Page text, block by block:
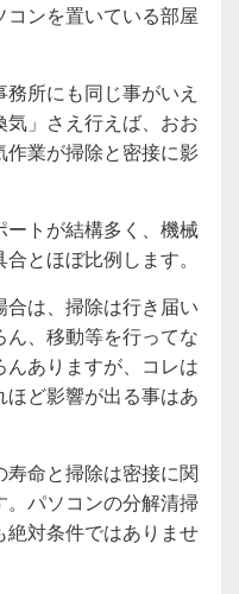
ンを置いている部屋
所にも同じ事がいえ
気」さえ行えば、おお
業が掃除と密接に影
トが結構多く、機械
とほぼ比例します。
は、掃除は行き届い
、移動等を行ってな
ありますが、コレは
ど影響が出る事はあ
命と掃除は密接に関
パソコンの分解清掃
対条件ではありませ